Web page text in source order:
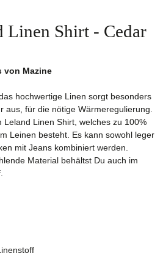
Linen Shirt - Cedar
von Mazine
hochwertige Linen sorgt besonders
aus, für die nötige Wärmeregulierung.
Linen Shirt, welches zu 100%
Leinen besteht. Es kann sowohl leger
mit Jeans kombiniert werden.
Material behältst Du auch im